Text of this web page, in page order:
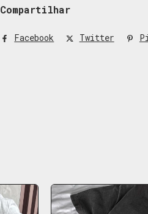
Compartilhar
Facebook Twitter